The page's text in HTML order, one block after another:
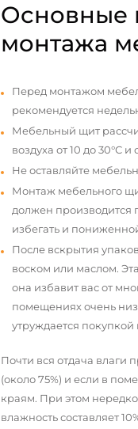
Основные
монтажа
Перед монтажом
рекомендуется
Мебельный щит
воздуха от 10 до 30°С
Не оставляйте
Монтаж мебельного
должен производится
избегать и
После вскрытия
воском или маслом.
она избавит вас от
помещениях очень
утруждается
Почти вся отдача влаги
(около 75%) и если в
краям. При этом
влажность составляет